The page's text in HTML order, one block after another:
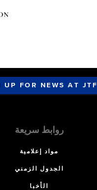
UP FOR NEWS AT JTF
روابط سريعة
مواد إعلامية
الجدول الزمني
الأخبا